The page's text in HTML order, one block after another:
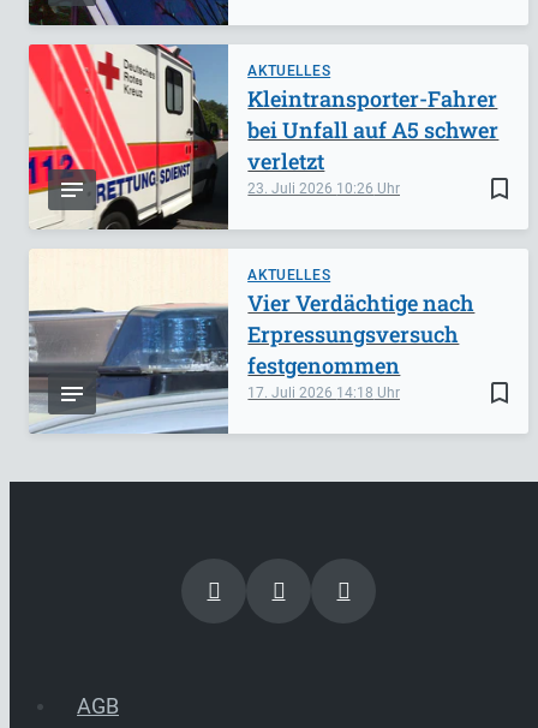
AKTUELLES
bookmark_border
23. Juli 2026 10:26
Kleintransporter-Fahrer
bei Unfall auf A5 schwer
verletzt
AKTUELLES
bookmark_border
17. Juli 2026 14:18
Vier Verdächtige nach
Erpressungsversuch
festgenommen
AGB